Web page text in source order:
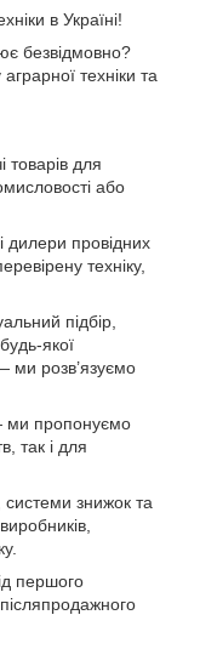
в Україні!
безвідмовно?
техніки та
товарів для
або
дилери провідних
техніку,
підбір,
якої
ми розв’язуємо
пропонуємо
так і для
системи знижок та
першого